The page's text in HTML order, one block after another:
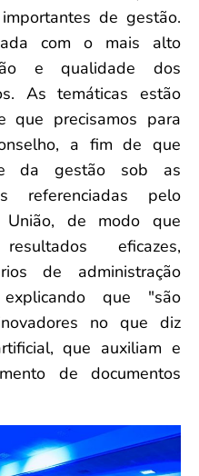
de gestão.
com o mais alto
e qualidade dos
As temáticas estão
que precisamos para
a fim de que
da gestão sob as
referenciadas pelo
de modo que
eficazes,
de administração
que "são
no que diz
que auxiliam e
de documentos